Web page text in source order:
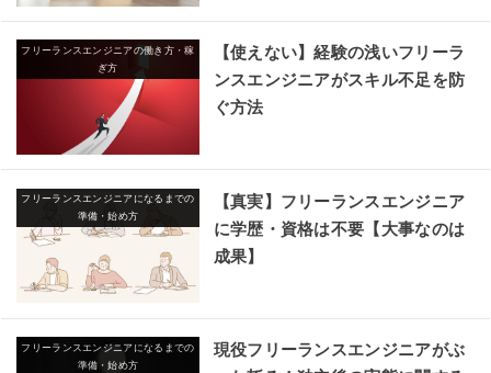
フリーランスエンジニアの働き方・稼
ぎ方
【使えない】経験の浅いフリーラ
ンスエンジニアがスキル不足を防
ぐ方法
フリーランスエンジニアになるまでの
準備・始め方
【真実】フリーランスエンジニア
に学歴・資格は不要【大事なのは
成果】
フリーランスエンジニアになるまでの
準備・始め方
現役フリーランスエンジニアがぶ